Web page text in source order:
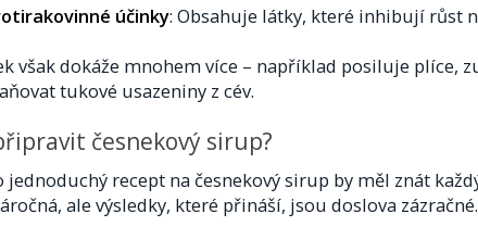
účinky: Obsahuje látky, které inhibují růst
však dokáže mnohem více – například posiluje plíce,
tukové usazeniny z cév.
česnekový sirup?
jednoduchý recept na česnekový sirup by měl znát
ale výsledky, které přináší, jsou doslova zázračné.